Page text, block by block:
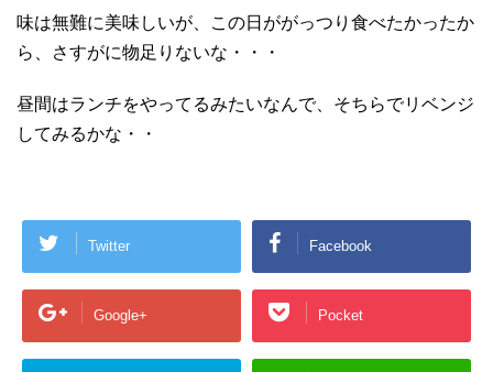
味は無難に美味しいが、この日ががっつり食べたかったか
ら、さすがに物足りないな・・・
昼間はランチをやってるみたいなんで、そちらでリベンジ
してみるかな・・
Twitter Facebook
Google+ Pocket